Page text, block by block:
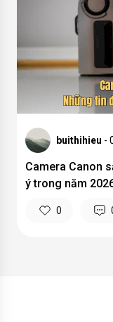
buithihieu -
Camera Canon
ý trong năm
0